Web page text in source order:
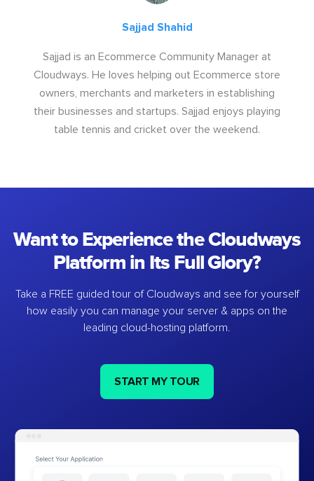
Sajjad Shahid
Sajjad is an Ecommerce Community Manager at
Cloudways. He loves helping out Ecommerce store
owners, merchants and marketers in establishing
their businesses and startups. Sajjad enjoys playing
table tennis and cricket over the weekend.
Want to Experience the Cloudways
Platform in Its Full Glory?
Take a FREE guided tour of Cloudways and see for yourself
how easily you can manage your server & apps on the
leading cloud-hosting platform.
START MY TOUR